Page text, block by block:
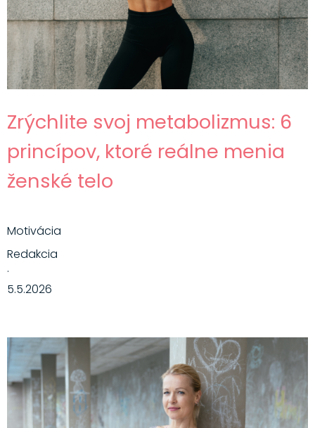
Zrýchlite svoj metabolizmus: 6
princípov, ktoré reálne menia
ženské telo
Motivácia
Redakcia
·
5.5.2026